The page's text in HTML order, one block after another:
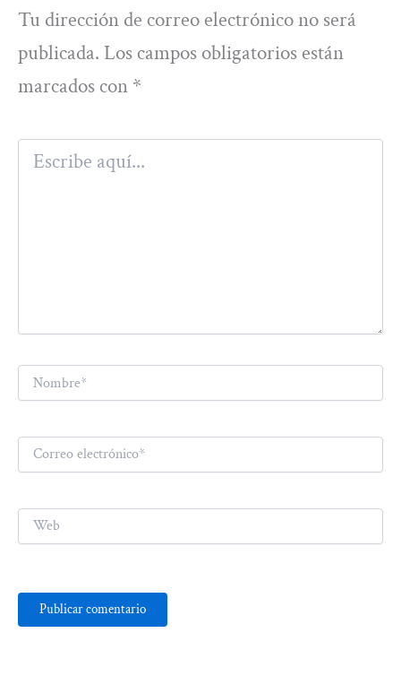
Tu dirección de correo electrónico no será
publicada. Los campos obligatorios están
marcados con *
Escribe
aquí...
Nombre*
Correo
electrónico*
Web